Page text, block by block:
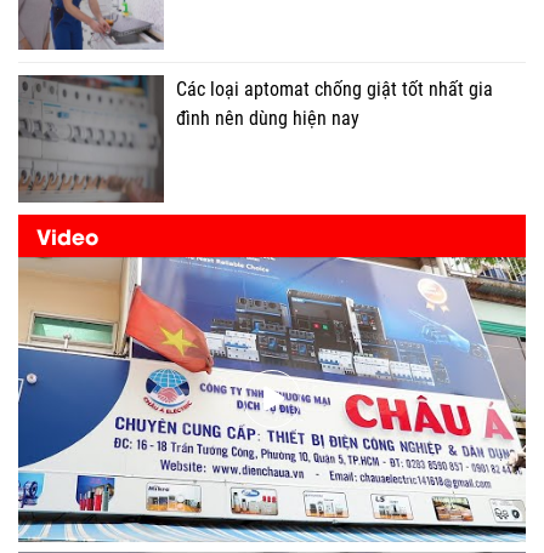
Các loại aptomat chống giật tốt nhất gia
đình nên dùng hiện nay
Video